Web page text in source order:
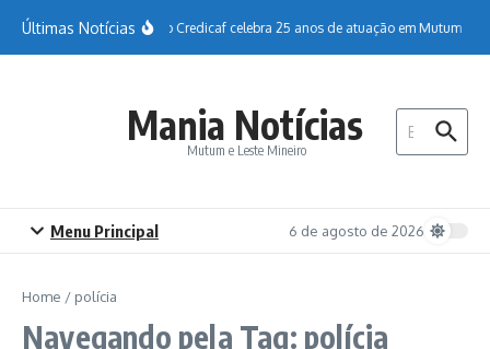
Últimas NotíciasSicoob Credicaf celebra 25 anos de atuação em Mutum
Mania Notícias
Mutum e Leste Mineiro
Procurar por:
Menu Principal 6 de agosto de 2026
Home / polícia
Navegando pela Tag: polícia